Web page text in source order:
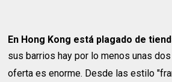
En Hong Kong está plagado de
sus barrios hay por lo menos unas
oferta es enorme. Desde las estilo